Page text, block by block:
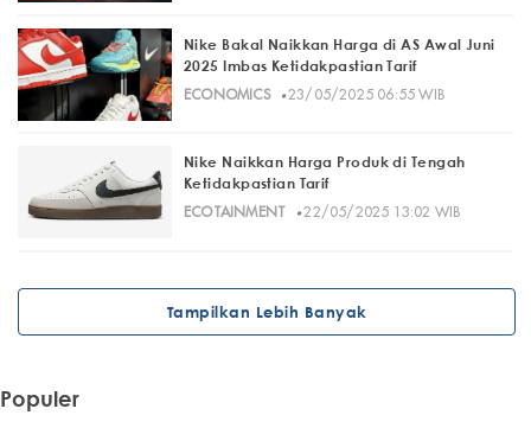
Nike Bakal Naikkan Harga di AS Awal Juni
2025 Imbas Ketidakpastian Tarif
ECONOMICS· 23/05/2025 06:55 WIB
Nike Naikkan Harga Produk di Tengah
Ketidakpastian Tarif
ECOTAINMENT
· 22/05/2025 13:02 WIB
Tampilkan Lebih Banyak
Populer